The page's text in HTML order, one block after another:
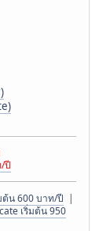
ปี
ต้น 600 บาท/ปี |
เริ่มต้น 950